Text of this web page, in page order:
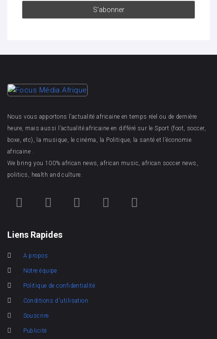
Nous vous apportons l’actualité africaine en temps réel ou de dernière
heure, mais aussi l’actualité africaine en différé sur le Sport (foot, soccer,
boxe, etc), la musique, le cinéma, la Politique, la santé et l’économie
africaine .
We bring you 100% african news, african music, african soccer news,
politics, health and culture.
Liens Rapides
A propos
Notre équipe
Politique de confidentialité
Conditions d'utilisation
Souscrire
Publicité